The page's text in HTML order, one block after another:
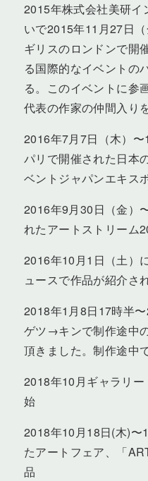
2015年株式会社美研イ
いで2015年11月27日
ギリスのロンドンで開
る国際的なイベントの
る。このイベントに参
代表の作家の仲間入り
2016年7月7日（木）
パリで開催された日本
ベントジャパンエキス
2016年9月30日（金）
れたアートストリーム
2016年10月1日（土）
ュースで作品が紹介さ
2018年1月8日17時半
ゲツ→キンで制作途中
頂きました。制作途中
2018年10月ギャラリ
始
2018年10月18日(木)〜
たアートフェア、「
品